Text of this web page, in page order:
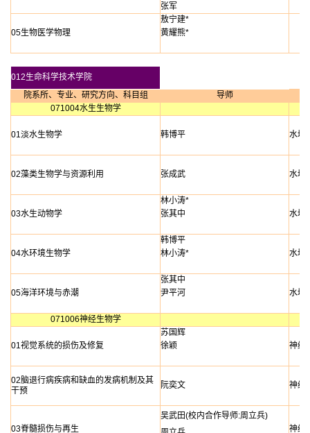
张军
05生物医学物理
敖宁建*
黄耀熊*
012生命科学技术学院
院系所、专业、研究方向、科目组
导师
071004水生生物学
01淡水生物学 韩博平 水域
02藻类生物学与资源利用 张成武 水域
03水生动物学
林小涛*
水域
张其中
04水环境生物学
韩博平
水域
林小涛*
05海洋环境与赤潮
张其中
水域
尹平河
071006神经生物学
01视觉系统的损伤及修复
苏国辉
神经
徐颖
02脑退行病疾病和缺血的发病机制及其
干预
阮奕文 神经
03脊髓损伤与再生
吴武田(校内合作导师:周立兵)
神经